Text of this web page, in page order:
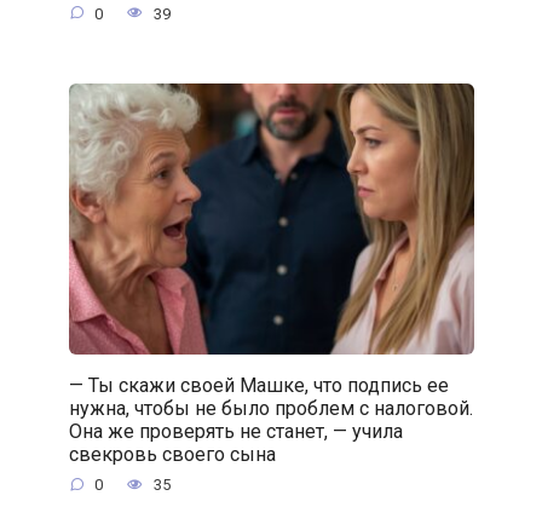
0 39
— Ты скажи своей Машке, что подпись ее
нужна, чтобы не было проблем с налоговой.
Она же проверять не станет, — учила
свекровь своего сына
0 35